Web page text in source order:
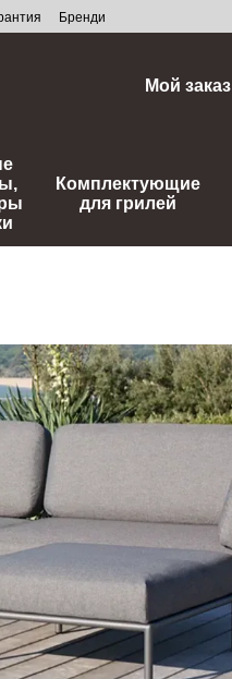
Бренди
Мой заказ
Комплектующие
для грилей